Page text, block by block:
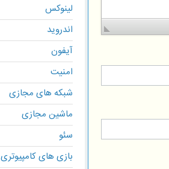
لینوکس
اندروید
آیفون
امنیت
شبکه های مجازی
ماشین مجازی
سئو
بازی های کامپیوتری